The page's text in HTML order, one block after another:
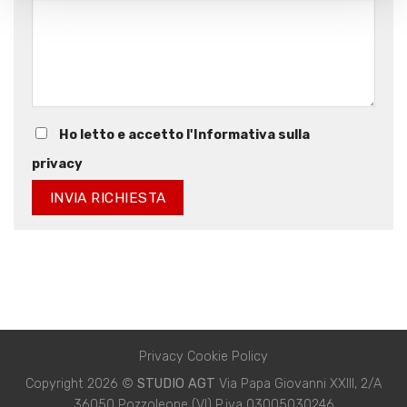
Ho letto e accetto l'Informativa sulla
privacy
Privacy Cookie Policy
Copyright 2026 © STUDIO AGT Via Papa Giovanni XXIII, 2/A